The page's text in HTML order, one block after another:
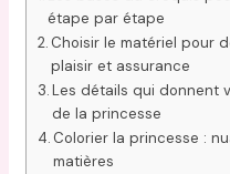
étape par étape
Choisir le matériel pour
plaisir et assurance
Les détails qui donnent
de la princesse
Colorier la princesse :
matières